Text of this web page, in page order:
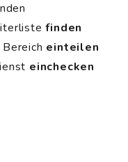
finden
einteilen
einchecken